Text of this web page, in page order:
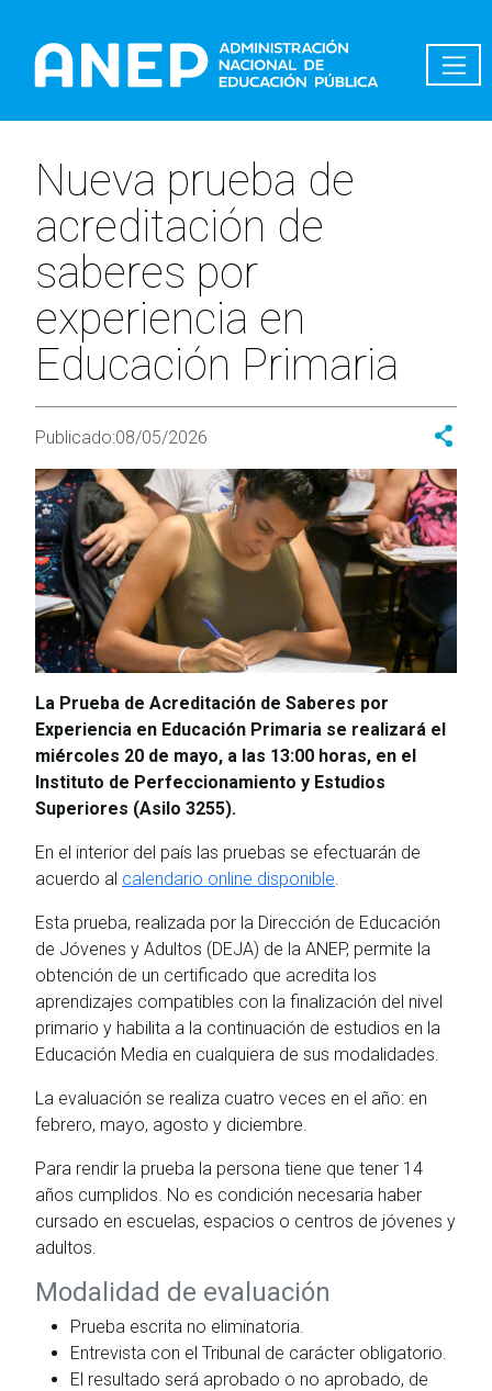
Nueva prueba de
acreditación de
saberes por
experiencia en
Educación Primaria
Publicado:08/05/2026
La Prueba de Acreditación de Saberes por
Experiencia en Educación Primaria se realizará el
miércoles 20 de mayo, a las 13:00 horas, en el
Instituto de Perfeccionamiento y Estudios
Superiores (Asilo 3255).
En el interior del país las pruebas se efectuarán de
acuerdo al calendario online disponible.
Esta prueba, realizada por la Dirección de Educación
de Jóvenes y Adultos (DEJA) de la ANEP, permite la
obtención de un certificado que acredita los
aprendizajes compatibles con la finalización del nivel
primario y habilita a la continuación de estudios en la
Educación Media en cualquiera de sus modalidades.
La evaluación se realiza cuatro veces en el año: en
febrero, mayo, agosto y diciembre.
Para rendir la prueba la persona tiene que tener 14
años cumplidos. No es condición necesaria haber
cursado en escuelas, espacios o centros de jóvenes y
adultos.
Modalidad de evaluación
Prueba escrita no eliminatoria.
Entrevista con el Tribunal de carácter obligatorio.
El resultado será aprobado o no aprobado, de